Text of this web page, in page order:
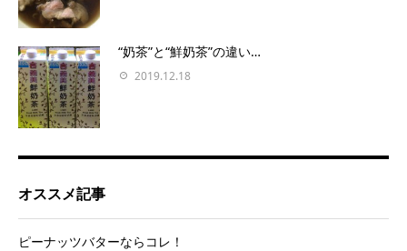
“奶茶”と“鮮奶茶”の違い…
2019.12.18
オススメ記事
ピーナッツバターならコレ！